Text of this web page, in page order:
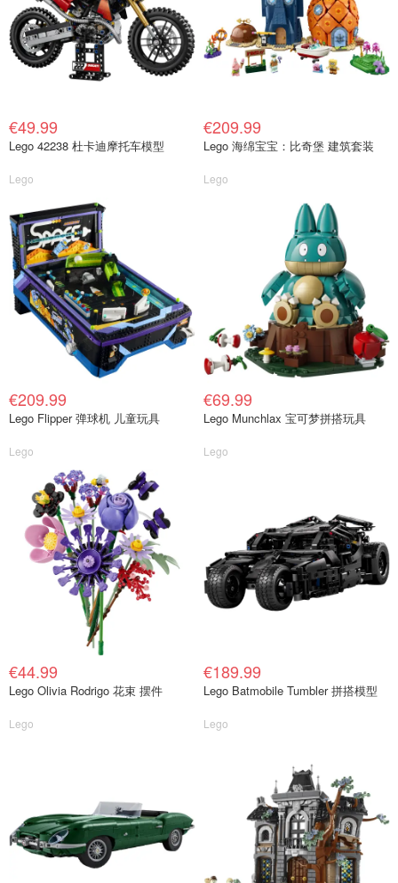
€49.99
Lego 42238 杜卡迪摩托车模型
Lego
€209.99
Lego 海绵宝宝：比奇堡 建筑套装
Lego
€209.99
Lego Flipper 弹球机 儿童玩具
Lego
€69.99
Lego Munchlax 宝可梦拼搭玩具
Lego
€44.99
Lego Olivia Rodrigo 花束 摆件
Lego
€189.99
Lego Batmobile Tumbler 拼搭模型
Lego